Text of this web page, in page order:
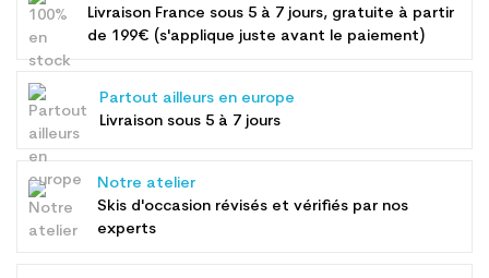
Livraison France sous 5 à 7 jours, gratuite à partir
de 199€ (s'applique juste avant le paiement)
Partout ailleurs en europe
Livraison sous 5 à 7 jours
Notre atelier
Skis d'occasion révisés et vérifiés par nos
experts